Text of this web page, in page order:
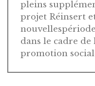
pleins
projet Réinsert
dans le cadre de
promotion